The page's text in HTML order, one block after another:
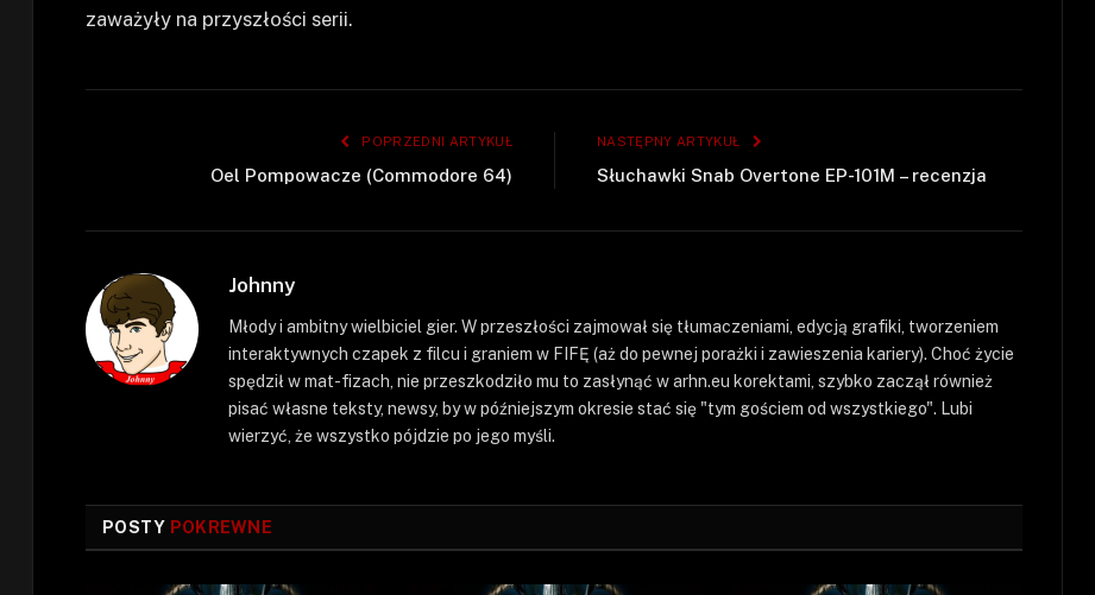
zaważyły na przyszłości serii.
POPRZEDNI ARTYKUŁ
Oel Pompowacze (Commodore 64)
NASTĘPNY ARTYKUŁ
Słuchawki Snab Overtone EP-101M – recenzja
Johnny
Młody i ambitny wielbiciel gier. W przeszłości zajmował się tłumaczeniami, edycją grafiki, tworzeniem
interaktywnych czapek z filcu i graniem w FIFĘ (aż do pewnej porażki i zawieszenia kariery). Choć życie
spędził w mat-fizach, nie przeszkodziło mu to zasłynąć w arhn.eu korektami, szybko zaczął również
pisać własne teksty, newsy, by w późniejszym okresie stać się "tym gościem od wszystkiego". Lubi
wierzyć, że wszystko pójdzie po jego myśli.
POSTY POKREWNE